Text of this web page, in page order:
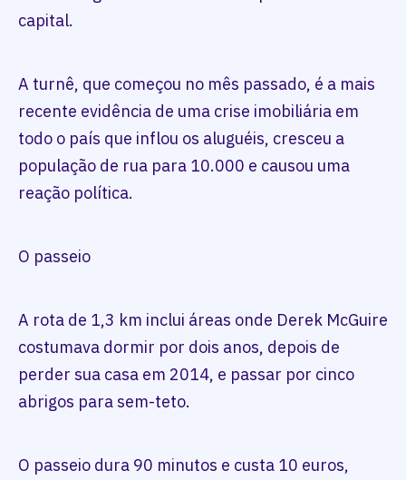
capital.
A turnê, que começou no mês passado, é a mais
recente evidência de uma crise imobiliária em
todo o país que inflou os aluguéis, cresceu a
população de rua para 10.000 e causou uma
reação política.
O passeio
A rota de 1,3 km inclui áreas onde Derek McGuire
costumava dormir por dois anos, depois de
perder sua casa em 2014, e passar por cinco
abrigos para sem-teto.
O passeio dura 90 minutos e custa 10 euros,